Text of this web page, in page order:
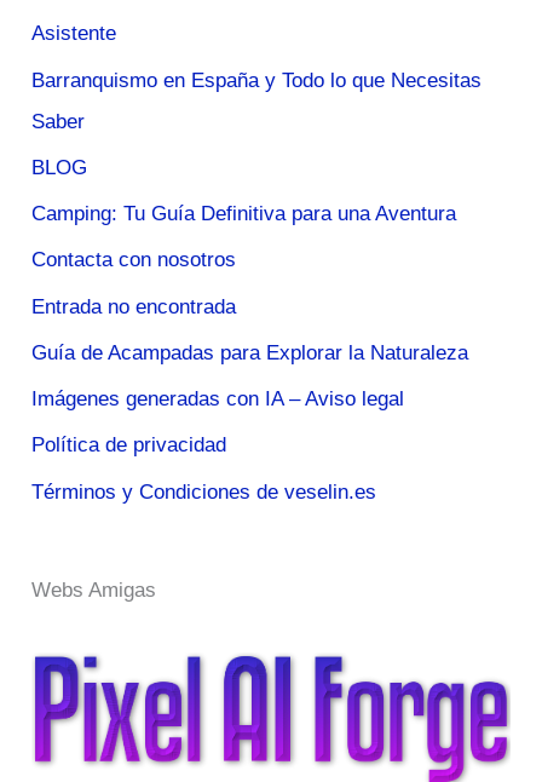
Asistente
Barranquismo en España y Todo lo que Necesitas
Saber
BLOG
Camping: Tu Guía Definitiva para una Aventura
Contacta con nosotros
Entrada no encontrada
Guía de Acampadas para Explorar la Naturaleza
Imágenes generadas con IA – Aviso legal
Política de privacidad
Términos y Condiciones de veselin.es
Webs Amigas